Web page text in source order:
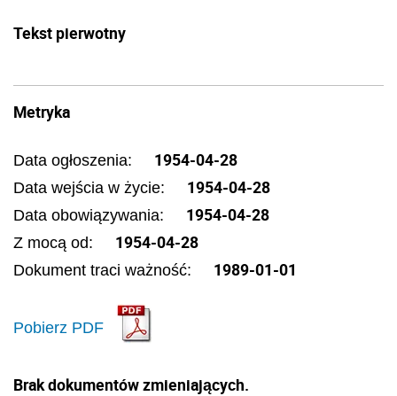
Tekst pierwotny
Metryka
Data ogłoszenia: 1954-04-28
Data wejścia w życie: 1954-04-28
Data obowiązywania: 1954-04-28
Z mocą od: 1954-04-28
Dokument traci ważność: 1989-01-01
Pobierz PDF
Brak dokumentów zmieniających.